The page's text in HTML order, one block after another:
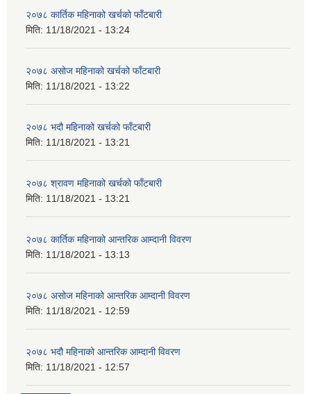
२०७८ कार्तिक महिनाको खर्चको फाँटबारी
मिति: 11/18/2021 - 13:24
२०७८ असोज महिनाको खर्चको फाँटबारी
मिति: 11/18/2021 - 13:22
२०७८ भदौ महिनाको खर्चको फाँटबारी
मिति: 11/18/2021 - 13:21
२०७८ श्रावण महिनाको खर्चको फाँटबारी
मिति: 11/18/2021 - 13:21
२०७८ कार्तिक महिनाको आन्तरिक आम्दानी विवरण
मिति: 11/18/2021 - 13:13
२०७८ असोज महिनाको आन्तरिक आम्दानी विवरण
मिति: 11/18/2021 - 12:59
२०७८ भदौ महिनाको आन्तरिक आम्दानी विवरण
मिति: 11/18/2021 - 12:57